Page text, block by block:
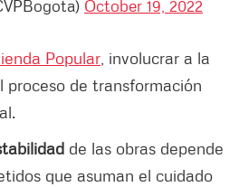
October 19, 2022
Popular , involucrar a la
proceso de transformación
de las obras depende
que asuman el cuidado